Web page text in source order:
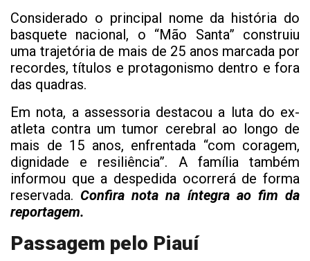
Considerado o principal nome da história do
basquete nacional, o “Mão Santa” construiu
uma trajetória de mais de 25 anos marcada por
recordes, títulos e protagonismo dentro e fora
das quadras.
Em nota, a assessoria destacou a luta do ex-
atleta contra um tumor cerebral ao longo de
mais de 15 anos, enfrentada “com coragem,
dignidade e resiliência”. A família também
informou que a despedida ocorrerá de forma
reservada.Confira nota na íntegra ao fim da
reportagem.
Passagem pelo Piauí